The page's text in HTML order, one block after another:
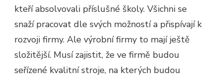
kteří absolvovali příslušné školy. Všichni se
snaží pracovat dle svých možností a přispívají k
rozvoji firmy. Ale výrobní firmy to mají ještě
složitější. Musí zajistit, že ve firmě budou
seřízené kvalitní stroje, na kterých budou